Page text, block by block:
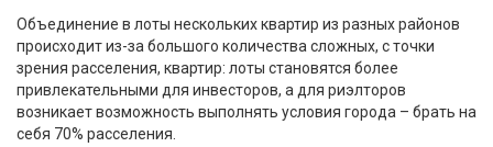
Объединение в лоты нескольких квартир из разных районов
происходит из-за большого количества сложных, с точки
зрения расселения, квартир: лоты становятся более
привлекательными для инвесторов, а для риэлторов
возникает возможность выполнять условия города – брать на
себя 70% расселения.